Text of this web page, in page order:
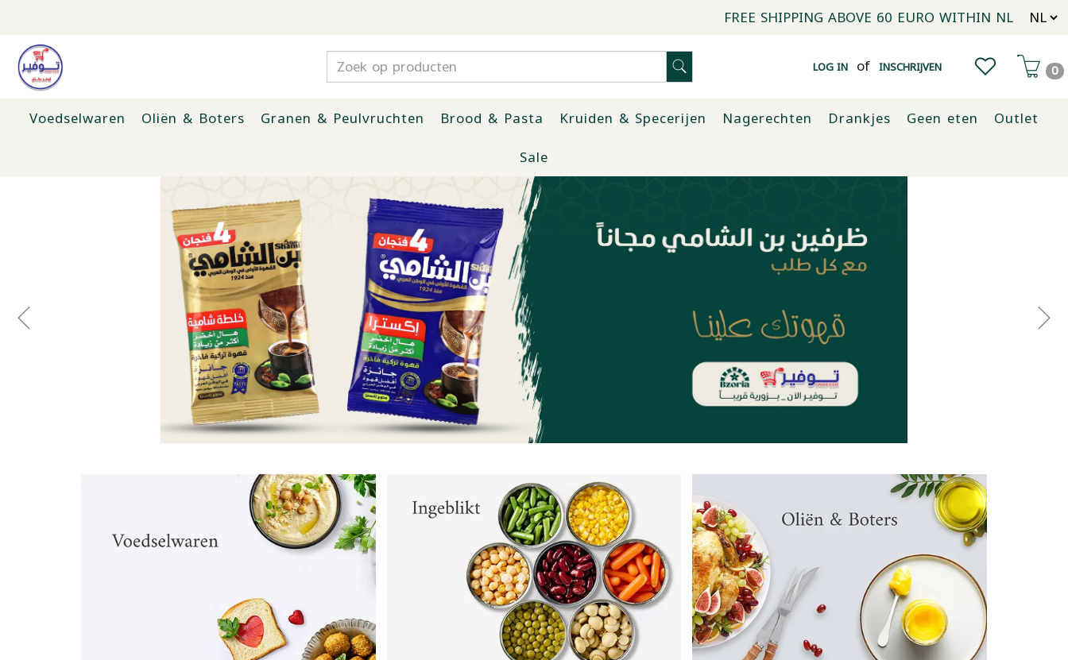
FREE SHIPPING ABOVE 60 EURO WITHIN NL
LOG IN of INSCHRIJVEN 0
Voedselwaren Oliën & Boters Granen & Peulvruchten Brood & Pasta Kruiden & Specerijen Nagerechten Drankjes Geen eten
Outlet
Sale